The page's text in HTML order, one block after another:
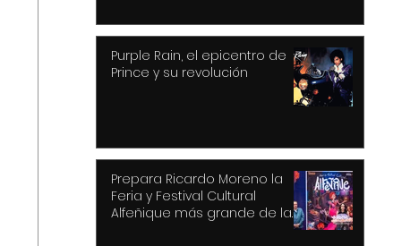
Purple Rain, el epicentro de
Prince y su revolución
Prepara Ricardo Moreno la
Feria y Festival Cultural
Alfeñique más grande de la